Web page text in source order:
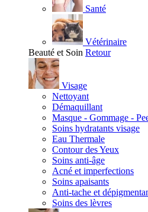
Santé
Vétérinaire
Beauté et Soin Retour
Visage
Nettoyant
Démaquillant
Masque - Gommage -
Soins hydratants visage
Eau Thermale
Contour des Yeux
Soins anti-âge
Acné et imperfections
Soins apaisants
Anti-tache et
Soins des lèvres